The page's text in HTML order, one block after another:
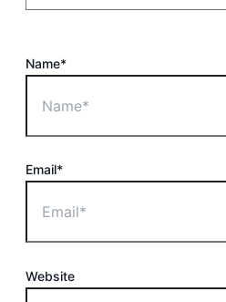
Name*
Email*
Website